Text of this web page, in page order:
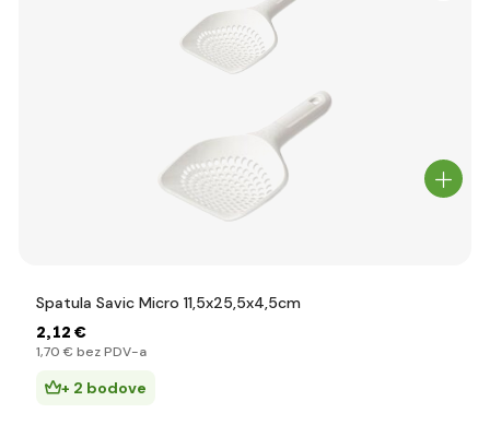
Spatula Savic Micro 11,5x25,5x4,5cm
2,12 €
1,70 € bez PDV-a
+ 2 bodove